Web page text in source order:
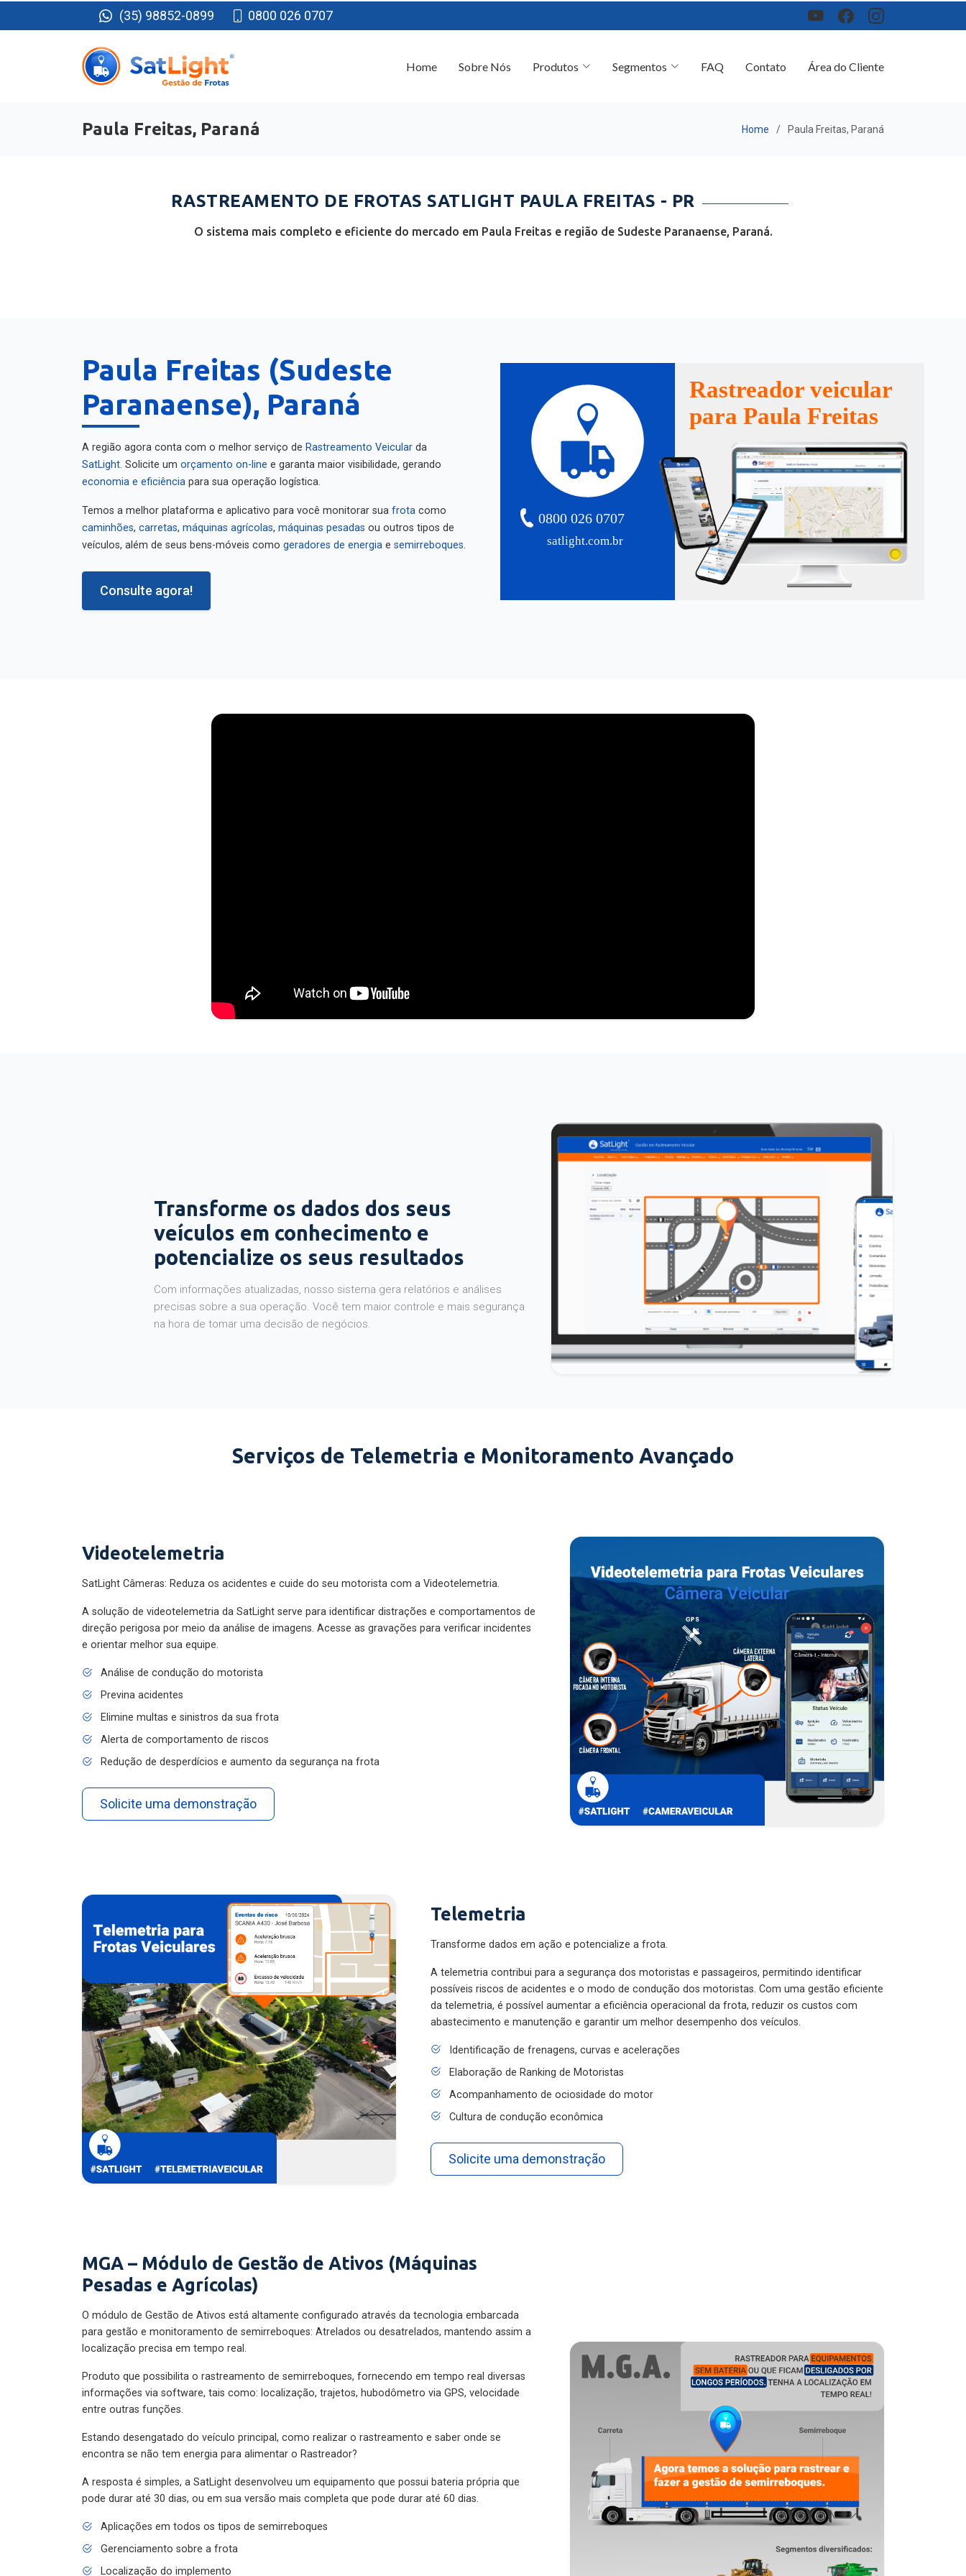
(35) 98852-0899 0800 026 0707
Home Sobre Nós Produtos Segmentos FAQ Contato Área do Cliente
Paula Freitas, Paraná Home Paula Freitas, Paraná
RASTREAMENTO DE FROTAS SATLIGHT PAULA FREITAS - PR
O sistema mais completo e eficiente do mercado em Paula Freitas e região de Sudeste Paranaense, Paraná.
Paula Freitas (Sudeste
Paranaense), Paraná
A região agora conta com o melhor serviço de Rastreamento Veicular da
SatLight . Solicite um orçamento on-line e garanta maior visibilidade, gerando
economia e eficiência para sua operação logística.
Temos a melhor plataforma e aplicativo para você monitorar sua frota como
caminhões carretas máquinas agrícolas máquinas pesadas ou outros tipos de
veículos, além de seus bens-móveis como geradores de energia e semirreboques
Consulte agora!
satlight.com.br
0800 026 0707
Rastreador veicular
para Paula Freitas
Transforme os dados dos seus
veículos em conhecimento e
potencialize os seus resultados
Com informações atualizadas, nosso sistema gera relatórios e análises
precisas sobre a sua operação. Você tem maior controle e mais segurança
na hora de tomar uma decisão de negócios.
Serviços de Telemetria e Monitoramento Avançado
Videotelemetria
SatLight Câmeras: Reduza os acidentes e cuide do seu motorista com a Videotelemetria.
A solução de videotelemetria da SatLight serve para identificar distrações e comportamentos de
direção perigosa por meio da análise de imagens. Acesse as gravações para verificar incidentes
e orientar melhor sua equipe.
Análise de condução do motorista
Previna acidentes
Elimine multas e sinistros da sua frota
Alerta de comportamento de riscos
Redução de desperdícios e aumento da segurança na frota
Solicite uma demonstração
Telemetria
Transforme dados em ação e potencialize a frota.
A telemetria contribui para a segurança dos motoristas e passageiros, permitindo identificar
possíveis riscos de acidentes e o modo de condução dos motoristas. Com uma gestão eficiente
da telemetria, é possível aumentar a eficiência operacional da frota, reduzir os custos com
abastecimento e manutenção e garantir um melhor desempenho dos veículos.
Identificação de frenagens, curvas e acelerações
Elaboração de Ranking de Motoristas
Acompanhamento de ociosidade do motor
Cultura de condução econômica
Solicite uma demonstração
MGA – Módulo de Gestão de Ativos (Máquinas
Pesadas e Agrícolas)
O módulo de Gestão de Ativos está altamente configurado através da tecnologia embarcada
para gestão e monitoramento de semirreboques: Atrelados ou desatrelados, mantendo assim a
localização precisa em tempo real.
Produto que possibilita o rastreamento de semirreboques, fornecendo em tempo real diversas
informações via software, tais como: localização, trajetos, hubodômetro via GPS, velocidade
entre outras funções.
Estando desengatado do veículo principal, como realizar o rastreamento e saber onde se
encontra se não tem energia para alimentar o Rastreador?
A resposta é simples, a SatLight desenvolveu um equipamento que possui bateria própria que
pode durar até 30 dias, ou em sua versão mais completa que pode durar até 60 dias.
Aplicações em todos os tipos de semirreboques
Gerenciamento sobre a frota
Localização do implemento